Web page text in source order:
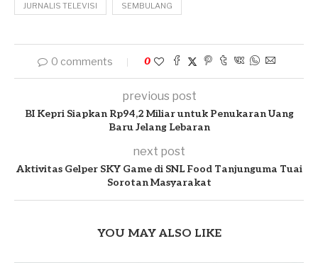
JURNALIS TELEVISI SEMBULANG
0 comments 0
previous post
BI Kepri Siapkan Rp94,2 Miliar untuk Penukaran Uang
Baru Jelang Lebaran
next post
Aktivitas Gelper SKY Game di SNL Food Tanjunguma Tuai
Sorotan Masyarakat
YOU MAY ALSO LIKE